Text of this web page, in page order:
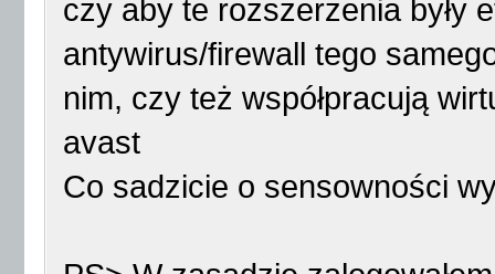
czy aby te rozszerzenia były
antywirus/firewall tego
nim, czy też współpracują
avast
Co sadzicie o sensowności